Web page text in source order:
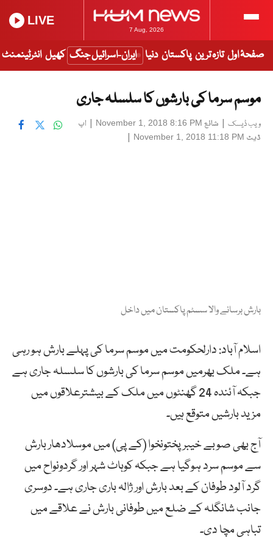
7 Aug, 2026
LIVE
صفحۂ اول تازہ ترین پاکستان دنیا ایران-اسرائیل جنگ کھیل انٹرٹینمنٹ
موسم سرما کی بارشوں کا سلسلہ جاری
ویب ڈیسک | شائع November 1, 2018 8:16 PM
| اپ
ڈیٹ November 1, 2018 11:18 PM
|
بارش برسانے والا سسٹم پاکستان میں داخل
اسلام آباد: دارلحکومت میں موسم سرما کی پہلے بارش ہو رہی
ہے۔ ملک بھرمیں موسم سرما کی بارشوں کا سلسلہ جاری ہے
جبکہ آئندہ 24 گھنٹوں میں ملک کے بیشترعلاقوں میں
مزید بارشیں متوقع ہیں۔
آج بھی صوبے خیبرپختونخوا (کے پی) میں موسلادھار بارش
سے موسم سرد ہوگیا ہے جبکہ کوہاٹ شہر اور گردونواح میں
گرد آلود طوفان کے بعد بارش اور ژالہ باری جاری ہے۔ دوسری
جانب شانگلہ کے ضلع میں طوفانی بارش نے علاقے میں
تباہی مچا دی۔